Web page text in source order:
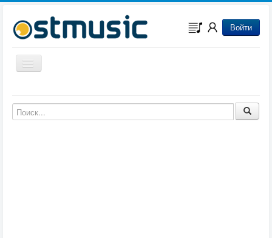
Войти
Включить/выключить навигацию
Музыка из мультфильмов
Музыка из сериалов